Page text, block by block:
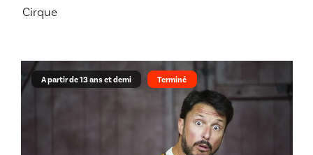
Cirque
A partir de 13 ans et demi Terminé